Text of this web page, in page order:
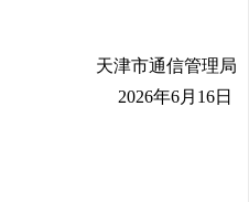
天津市通信管理局
2026年6月16日